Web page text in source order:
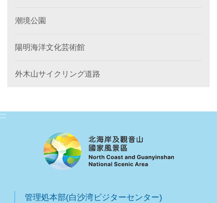
潮境公園
陽明海洋文化芸術館
外木山サイクリング道路
:::
管理処本部(白沙湾ビジターセンター)